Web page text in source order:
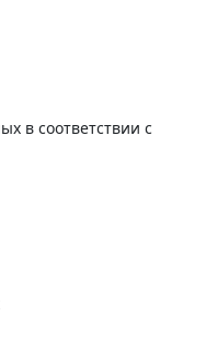
в соответствии с